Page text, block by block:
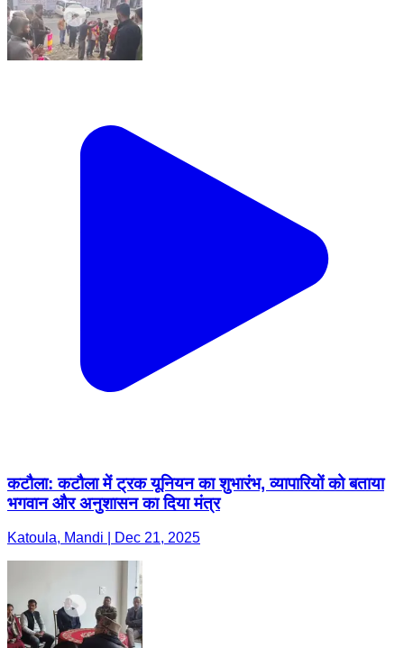
कटौला: कटौला में ट्रक यूनियन का शुभारंभ, व्यापारियों को बताया
भगवान और अनुशासन का दिया मंत्र
Katoula, Mandi | Dec 21, 2025